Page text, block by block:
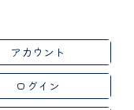
アカウント
ログイン